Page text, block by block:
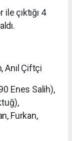
çıktığı 4
Anıl Çiftçi
Enes Salih),
Furkan,